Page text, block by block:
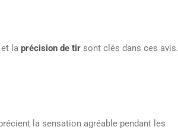
la précision de tir sont clés dans ces avis.
la sensation agréable pendant les